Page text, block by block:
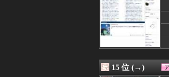
08/07 18:08
08/07 18:00
08/07 17:59
08/07 17:43
08/07 16:05
08/07 16:00
15 位 (→)